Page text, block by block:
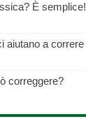
È semplice!
aiutano a correre
correggere?